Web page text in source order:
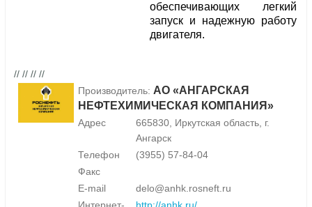
обеспечивающих легкий
запуск и надежную работу
двигателя.
// // // //
Производитель: АО «АНГАРСКАЯ
НЕФТЕХИМИЧЕСКАЯ КОМПАНИЯ»
Адрес
665830, Иркутская область, г.
Ангарск
Телефон
(3955) 57-84-04
Факс
E-mail
delo@anhk.rosneft.ru